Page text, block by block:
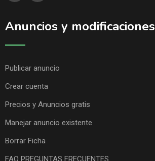
Anuncios y modificaciones
Publicar anuncio
Crear cuenta
Precios y Anuncios gratis
Manejar anuncio existente
Borrar Ficha
FAQ PREGUNTAS FRECUENTES